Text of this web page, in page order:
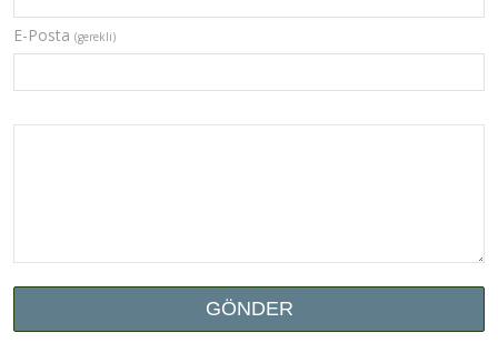
E-Posta (gerekli)